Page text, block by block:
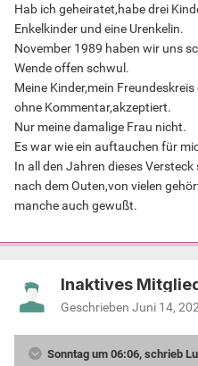
Hab ich geheiratet,habe drei
Enkelkinder und eine Urenkelin.
November 1989 haben wir uns
Wende offen schwul.
Meine Kinder,mein
ohne Kommentar,akzeptiert.
Nur meine damalige Frau nicht.
Es war wie ein auftauchen für
In all den Jahren dieses
nach dem Outen,von vielen
manche auch gewußt.
Inaktives
Geschrieben Juni 14,
Sonntag um 06:06, schrieb